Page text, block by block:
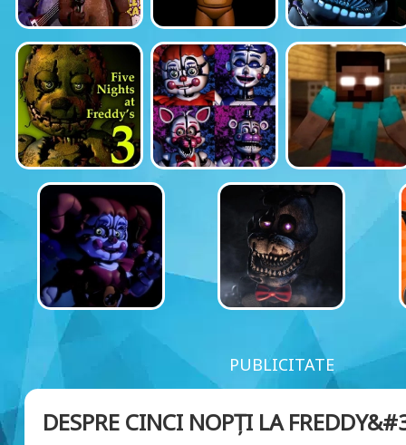
PUBLICITATE
DESPRE CINCI NOPȚI LA